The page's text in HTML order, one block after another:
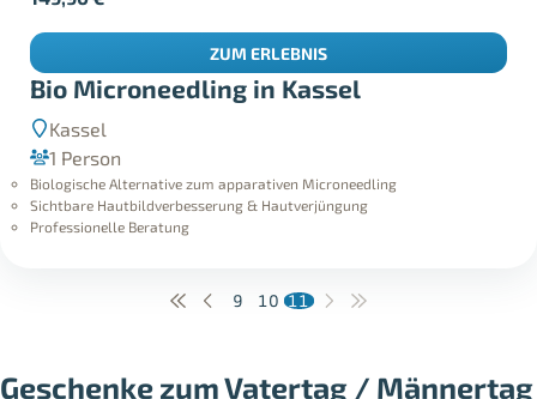
Bio Microneedling in Kassel
Kassel
1 Person
Biologische Alternative zum apparativen Microneedling
Sichtbare Hautbildverbesserung & Hautverjüngung
Professionelle Beratung
ZUM ERLEBNIS
9 10 11
Geschenke zum Vatertag / Männertag